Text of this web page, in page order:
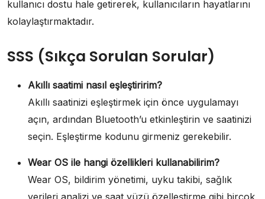
kullanıcı dostu hale getirerek, kullanıcıların hayatlarını
kolaylaştırmaktadır.
SSS (Sıkça Sorulan Sorular)
Akıllı saatimi nasıl eşleştiririm?
Akıllı saatinizi eşleştirmek için önce uygulamayı
açın, ardından Bluetooth’u etkinleştirin ve saatinizi
seçin. Eşleştirme kodunu girmeniz gerekebilir.
Wear OS ile hangi özellikleri kullanabilirim?
Wear OS, bildirim yönetimi, uyku takibi, sağlık
verileri analizi ve saat yüzü özelleştirme gibi birçok